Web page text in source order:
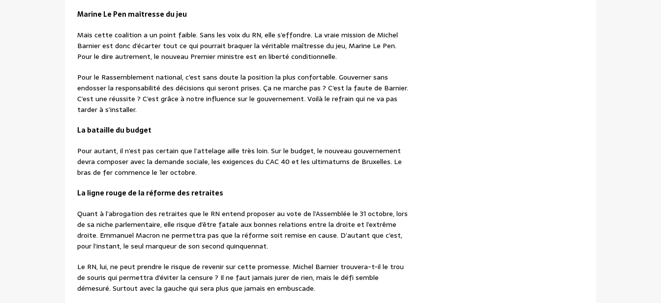
Marine Le Pen maîtresse du jeu
Mais cette coalition a un point faible. Sans les voix du RN, elle s’effondre. La vraie mission de Michel
Barnier est donc d’écarter tout ce qui pourrait braquer la véritable maîtresse du jeu, Marine Le Pen.
Pour le dire autrement, le nouveau Premier ministre est en liberté conditionnelle.
Pour le Rassemblement national, c’est sans doute la position la plus confortable. Gouverner sans
endosser la responsabilité des décisions qui seront prises. Ça ne marche pas ? C’est la faute de Barnier.
C’est une réussite ? C’est grâce à notre influence sur le gouvernement. Voilà le refrain qui ne va pas
tarder à s’installer.
La bataille du budget
Pour autant, il n’est pas certain que l’attelage aille très loin. Sur le budget, le nouveau gouvernement
devra composer avec la demande sociale, les exigences du CAC 40 et les ultimatums de Bruxelles. Le
bras de fer commence le 1er octobre.
La ligne rouge de la réforme des retraites
Quant à l’abrogation des retraites que le RN entend proposer au vote de l’Assemblée le 31 octobre, lors
de sa niche parlementaire, elle risque d’être fatale aux bonnes relations entre la droite et l’extrême
droite. Emmanuel Macron ne permettra pas que la réforme soit remise en cause. D’autant que c’est,
pour l’instant, le seul marqueur de son second quinquennat.
Le RN, lui, ne peut prendre le risque de revenir sur cette promesse. Michel Barnier trouvera-t-il le trou
de souris qui permettra d’éviter la censure ? Il ne faut jamais jurer de rien, mais le défi semble
démesuré. Surtout avec la gauche qui sera plus que jamais en embuscade.